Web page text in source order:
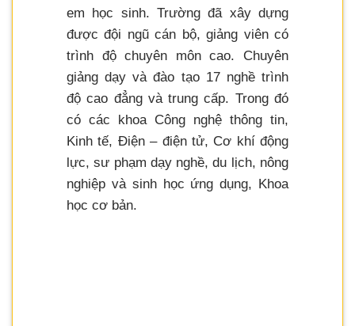
em học sinh. Trường đã xây dựng
được đội ngũ cán bộ, giảng viên có
trình độ chuyên môn cao. Chuyên
giảng dạy và đào tạo 17 nghề trình
độ cao đẳng và trung cấp. Trong đó
có các khoa Công nghệ thông tin,
Kinh tế, Điện – điện tử, Cơ khí động
lực, sư phạm dạy nghề, du lịch, nông
nghiệp và sinh học ứng dụng, Khoa
học cơ bản.